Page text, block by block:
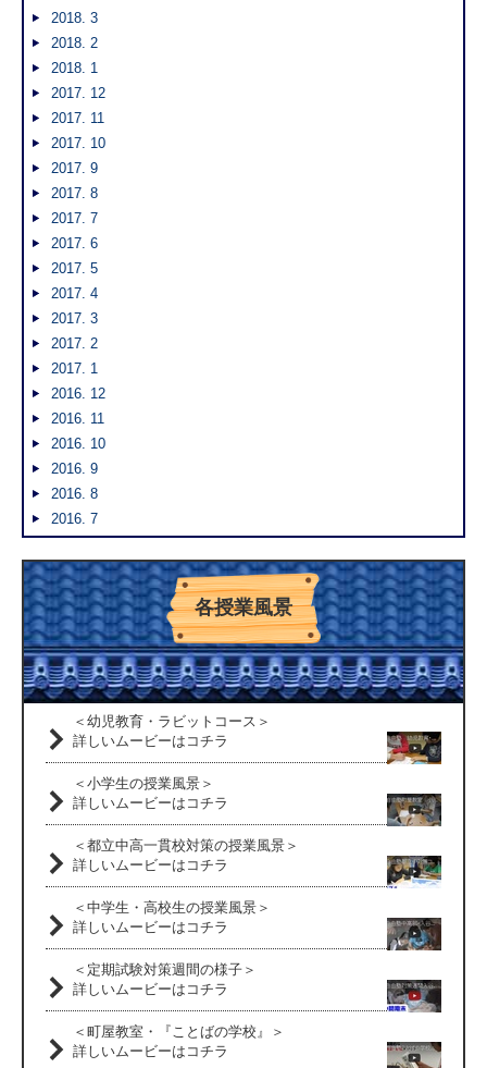
2018. 3
2018. 2
2018. 1
2017. 12
2017. 11
2017. 10
2017. 9
2017. 8
2017. 7
2017. 6
2017. 5
2017. 4
2017. 3
2017. 2
2017. 1
2016. 12
2016. 11
2016. 10
2016. 9
2016. 8
2016. 7
各授業風景
＜幼児教育・ラビットコース＞
詳しいムービーはコチラ
＜小学生の授業風景＞
詳しいムービーはコチラ
＜都立中高一貫校対策の授業風景＞
詳しいムービーはコチラ
＜中学生・高校生の授業風景＞
詳しいムービーはコチラ
＜定期試験対策週間の様子＞
詳しいムービーはコチラ
＜町屋教室・『ことばの学校』＞
詳しいムービーはコチラ